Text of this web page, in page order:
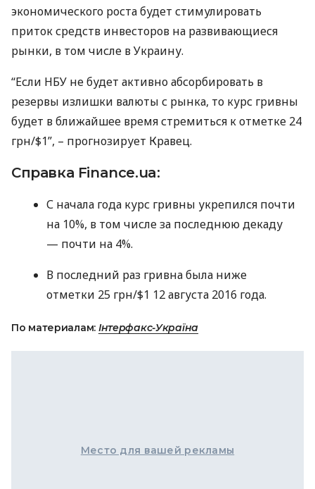
экономического роста будет стимулировать
приток средств инвесторов на развивающиеся
рынки, в том числе в Украину.
“Если НБУ не будет активно абсорбировать в
резервы излишки валюты с рынка, то курс гривны
будет в ближайшее время стремиться к отметке 24
грн/$1”, – прогнозирует Кравец.
Справка Finance.ua:
С начала года курс гривны укрепился почти
на 10%, в том числе за последнюю декаду
— почти на 4%.
В последний раз гривна была ниже
отметки 25 грн/$1 12 августа 2016 года.
По материалам: Інтерфакс-Україна
Место для вашей рекламы